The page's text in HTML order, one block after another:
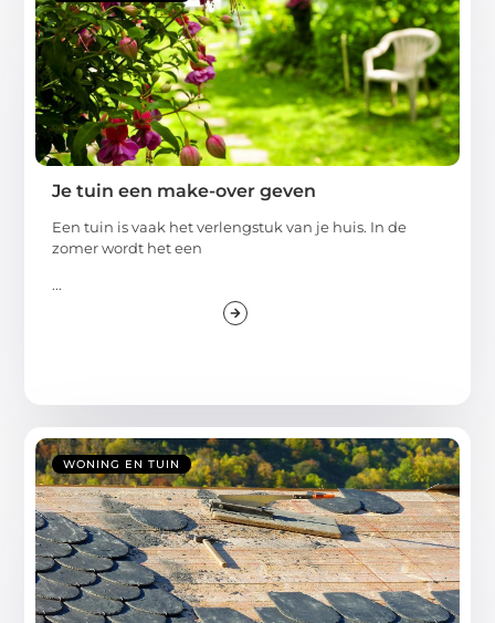
Je tuin een make-over geven
Een tuin is vaak het verlengstuk van je huis. In de
zomer wordt het een
...
WONING EN TUIN